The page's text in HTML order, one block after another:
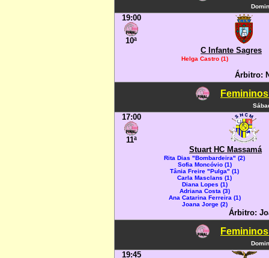
19:00
10ª
C Infante Sagres
Helga Castro (1)
Árbitro:
17:00
11ª
Stuart HC Massamá
Rita Dias "Bombardeira" (2)
Sofia Moncóvio (1)
Tânia Freire "Pulga" (1)
Carla Masclans (1)
Diana Lopes (1)
Adriana Costa (3)
Ana Catarina Ferreira (1)
Joana Jorge (2)
Árbitro:
19:45